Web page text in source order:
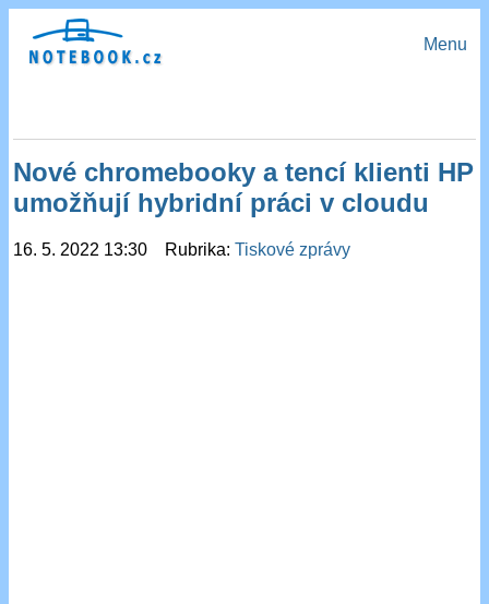
Menu
Nové chromebooky a tencí klienti HP
umožňují hybridní práci v cloudu
16. 5. 2022 13:30 Rubrika:Tiskové zprávy